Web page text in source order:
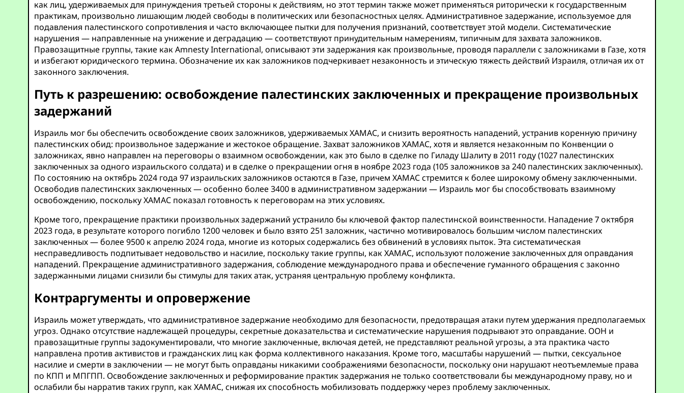
как лиц, удерживаемых для принуждения третьей стороны к действиям, но этот термин также может применяться риторически к государственным
практикам, произвольно лишающим людей свободы в политических или безопасностных целях. Административное задержание, используемое для
подавления палестинского сопротивления и часто включающее пытки для получения признаний, соответствует этой модели. Систематические
нарушения — направленные на унижение и деградацию — соответствуют принудительным намерениям, типичным для захвата заложников.
Правозащитные группы, такие как Amnesty International, описывают эти задержания как произвольные, проводя параллели с заложниками в Газе, хотя
и избегают юридического термина. Обозначение их как заложников подчеркивает незаконность и этическую тяжесть действий Израиля, отличая их от
законного заключения.
Путь к разрешению: освобождение палестинских заключенных и прекращение произвольных
задержаний
Израиль мог бы обеспечить освобождение своих заложников, удерживаемых ХАМАС, и снизить вероятность нападений, устранив коренную причину
палестинских обид: произвольное задержание и жестокое обращение. Захват заложников ХАМАС, хотя и является незаконным по Конвенции о
заложниках, явно направлен на переговоры о взаимном освобождении, как это было в сделке по Гиладу Шалиту в 2011 году (1027 палестинских
заключенных за одного израильского солдата) и в сделке о прекращении огня в ноябре 2023 года (105 заложников за 240 палестинских заключенных).
По состоянию на октябрь 2024 года 97 израильских заложников остаются в Газе, причем ХАМАС стремится к более широкому обмену заключенными.
Освободив палестинских заключенных — особенно более 3400 в административном задержании — Израиль мог бы способствовать взаимному
освобождению, поскольку ХАМАС показал готовность к переговорам на этих условиях.
Кроме того, прекращение практики произвольных задержаний устранило бы ключевой фактор палестинской воинственности. Нападение 7 октября
2023 года, в результате которого погибло 1200 человек и было взято 251 заложник, частично мотивировалось большим числом палестинских
заключенных — более 9500 к апрелю 2024 года, многие из которых содержались без обвинений в условиях пыток. Эта систематическая
несправедливость подпитывает недовольство и насилие, поскольку такие группы, как ХАМАС, используют положение заключенных для оправдания
нападений. Прекращение административного задержания, соблюдение международного права и обеспечение гуманного обращения с законно
задержанными лицами снизили бы стимулы для таких атак, устраняя центральную проблему конфликта.
Контраргументы и опровержение
Израиль может утверждать, что административное задержание необходимо для безопасности, предотвращая атаки путем удержания предполагаемых
угроз. Однако отсутствие надлежащей процедуры, секретные доказательства и систематические нарушения подрывают это оправдание. ООН и
правозащитные группы задокументировали, что многие заключенные, включая детей, не представляют реальной угрозы, а эта практика часто
направлена против активистов и гражданских лиц как форма коллективного наказания. Кроме того, масштабы нарушений — пытки, сексуальное
насилие и смерти в заключении — не могут быть оправданы никакими соображениями безопасности, поскольку они нарушают неотъемлемые права
по КПП и МПГПП. Освобождение заключенных и реформирование практик задержания не только соответствовали бы международному праву, но и
ослабили бы нарратив таких групп, как ХАМАС, снижая их способность мобилизовать поддержку через проблему заключенных.